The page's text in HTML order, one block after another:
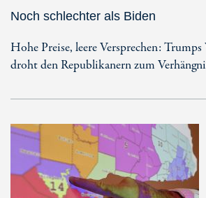
Noch schlechter als Biden
Hohe Preise, leere Versprechen:
droht den Republikanern zum